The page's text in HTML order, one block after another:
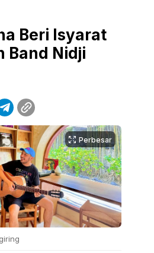
Beri Isyarat
Band Nidji
Perbesar